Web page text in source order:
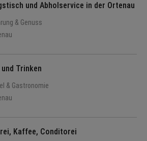
und Abholservice in der Ortenau
& Genuss
und Trinken
& Gastronomie
Kaffee, Conditorei